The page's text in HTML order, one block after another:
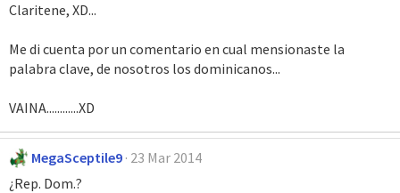
Claritene, XD...
Me di cuenta por un comentario en cual mensionaste la
palabra clave, de nosotros los dominicanos...
VAINA............XD
MegaSceptile9 23 Mar 2014
¿Rep. Dom.?